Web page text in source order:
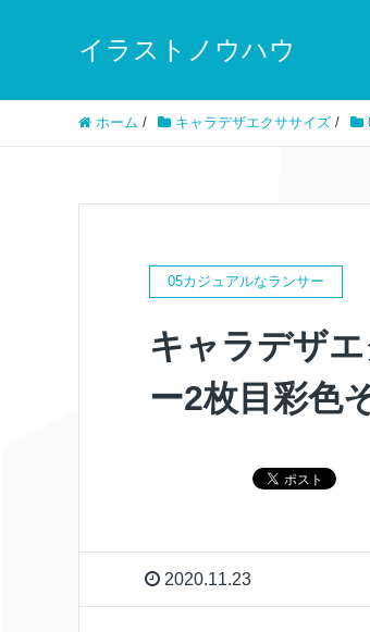
イラストノウハウ
ホーム / キャラデザエクササイズ /
05カジュアルなランサー
キャラデザ
ー2枚目彩色
2020.11.23